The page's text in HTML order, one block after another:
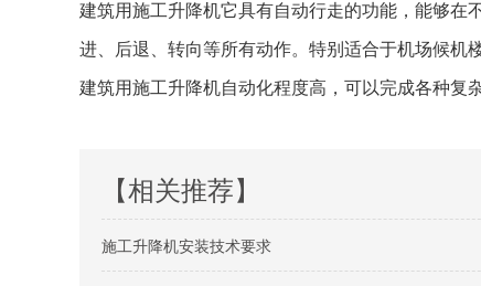
建筑用施工升降机它具有自动行走的功能，能够在
进、后退、转向等所有动作。特别适合于机场候机
建筑用施工升降机自动化程度高，可以完成各种复
【相关推荐】
施工升降机安装技术要求